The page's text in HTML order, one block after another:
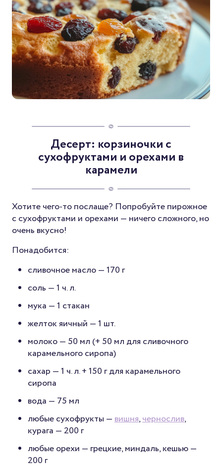
Десерт: корзиночки с
сухофруктами и орехами в
карамели
Хотите чего-то послаще? Попробуйте пирожное
с сухофруктами и орехами — ничего сложного, но
очень вкусно!
Понадобится:
сливочное масло — 170 г
соль — 1 ч. л.
мука — 1 стакан
желток яичный — 1 шт.
молоко — 50 мл (+ 50 мл для сливочного
карамельного сиропа)
сахар — 1 ч. л. + 150 г для карамельного
сиропа
вода — 75 мл
любые сухофрукты —вишня,чернослив,
курага — 200 г
любые орехи — грецкие, миндаль, кешью —
200 г